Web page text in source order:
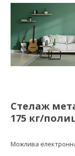
Стелаж
175 кг/